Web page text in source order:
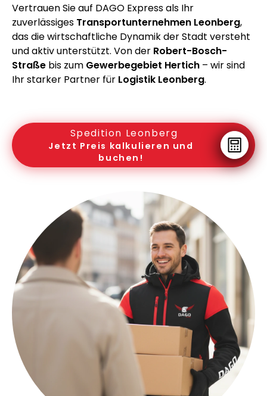
Vertrauen Sie auf DAGO Express als Ihr
zuverlässiges Transportunternehmen Leonberg,
das die wirtschaftliche Dynamik der Stadt versteht
und aktiv unterstützt. Von der Robert-Bosch-
Straße bis zum Gewerbegebiet Hertich – wir sind
Ihr starker Partner für Logistik Leonberg.
Spedition Leonberg
Jetzt Preis kalkulieren und
buchen!